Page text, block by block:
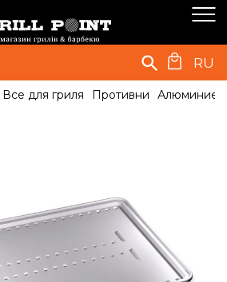
RU
Все для гриля Противни